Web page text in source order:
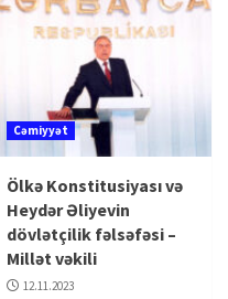
Cəmiyyət
Ölkə Konstitusiyası və
Heydər Əliyevin
dövlətçilik fəlsəfəsi –
Millət vəkili
12.11.2023